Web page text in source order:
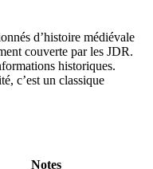
d’histoire médiévale
couverte par les JDR.
historiques.
c’est un classique
Notes